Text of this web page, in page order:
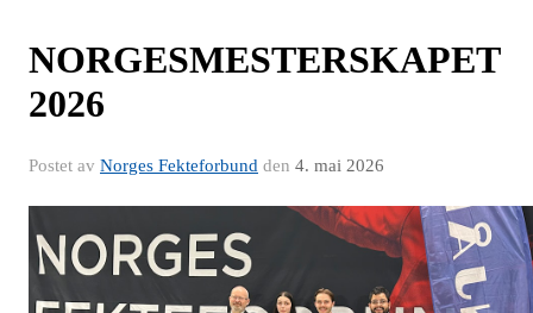
NORGESMESTERSKAPET
2026
Postet av Norges Fekteforbund den 4. mai 2026